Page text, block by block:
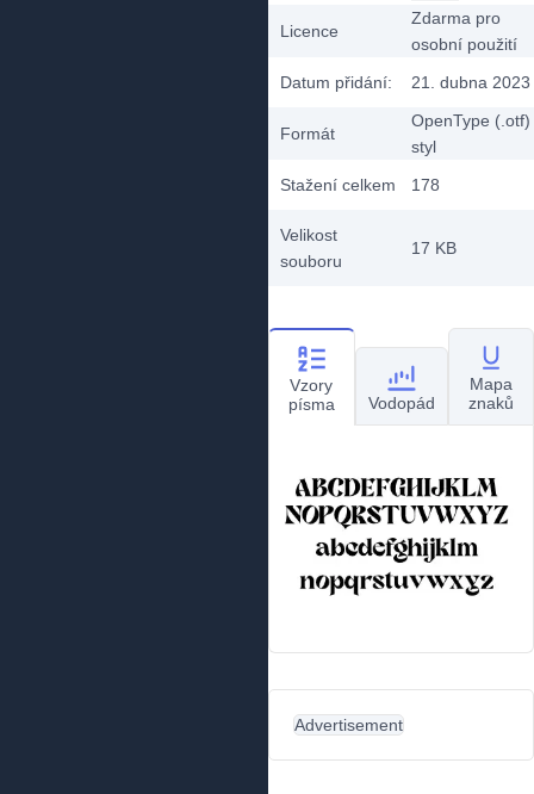
Licence
Zdarma pro
osobní použití
Datum přidání:
21. dubna 2023
Formát
OpenType (.otf)
styl
Stažení celkem
178
Velikost
souboru
17 KB
Vzory
písma
Vodopád
Mapa
znaků
Advertisement